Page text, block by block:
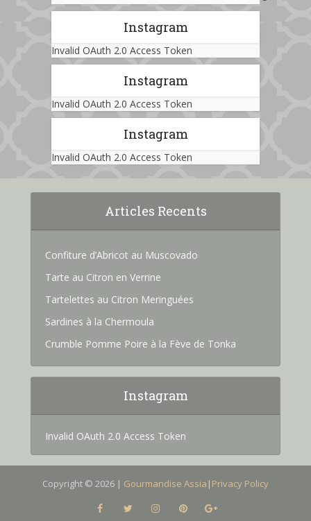
Instagram
Invalid OAuth 2.0 Access Token
Instagram
Invalid OAuth 2.0 Access Token
Instagram
Invalid OAuth 2.0 Access Token
Articles Recents
Confiture d’Abricot au Muscovado
Tarte au Citron en Verrine
Tartelettes au Citron Meringuées
Sardines à la Chermoula
Crumble Pomme Poire à la Fève de Tonka
Instagram
Invalid OAuth 2.0 Access Token
Copyright © 2026 | Gourmandise Assia | Privacy Policy